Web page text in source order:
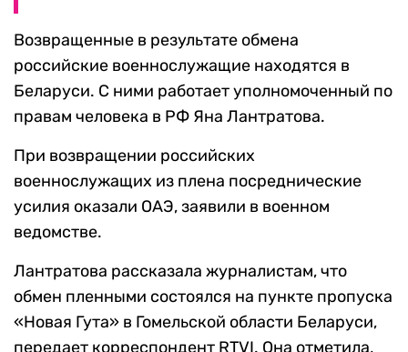
Возвращенные в результате обмена
российские военнослужащие находятся в
Беларуси. С ними работает уполномоченный по
правам человека в РФ Яна Лантратова.
При возвращении российских
военнослужащих из плена посреднические
усилия оказали ОАЭ, заявили в военном
ведомстве.
Лантратова рассказала журналистам, что
обмен пленными состоялся на пункте пропуска
«Новая Гута» в Гомельской области Беларуси,
передает корреспондент RTVI. Она отметила,